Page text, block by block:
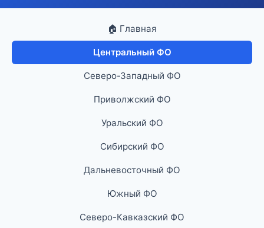
🏠 Главная
Центральный ФО
Северо-Западный ФО
Приволжский ФО
Уральский ФО
Сибирский ФО
Дальневосточный ФО
Южный ФО
Северо-Кавказский ФО